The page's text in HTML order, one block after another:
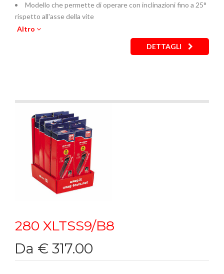
Modello che permette di operare con inclinazioni fino a 25°
rispetto all'asse della vite
Acciaio speciale altamente legato al Cromo Vanadio
Altro
DETTAGLI
280 XLTSS9/B8
Da € 317.00